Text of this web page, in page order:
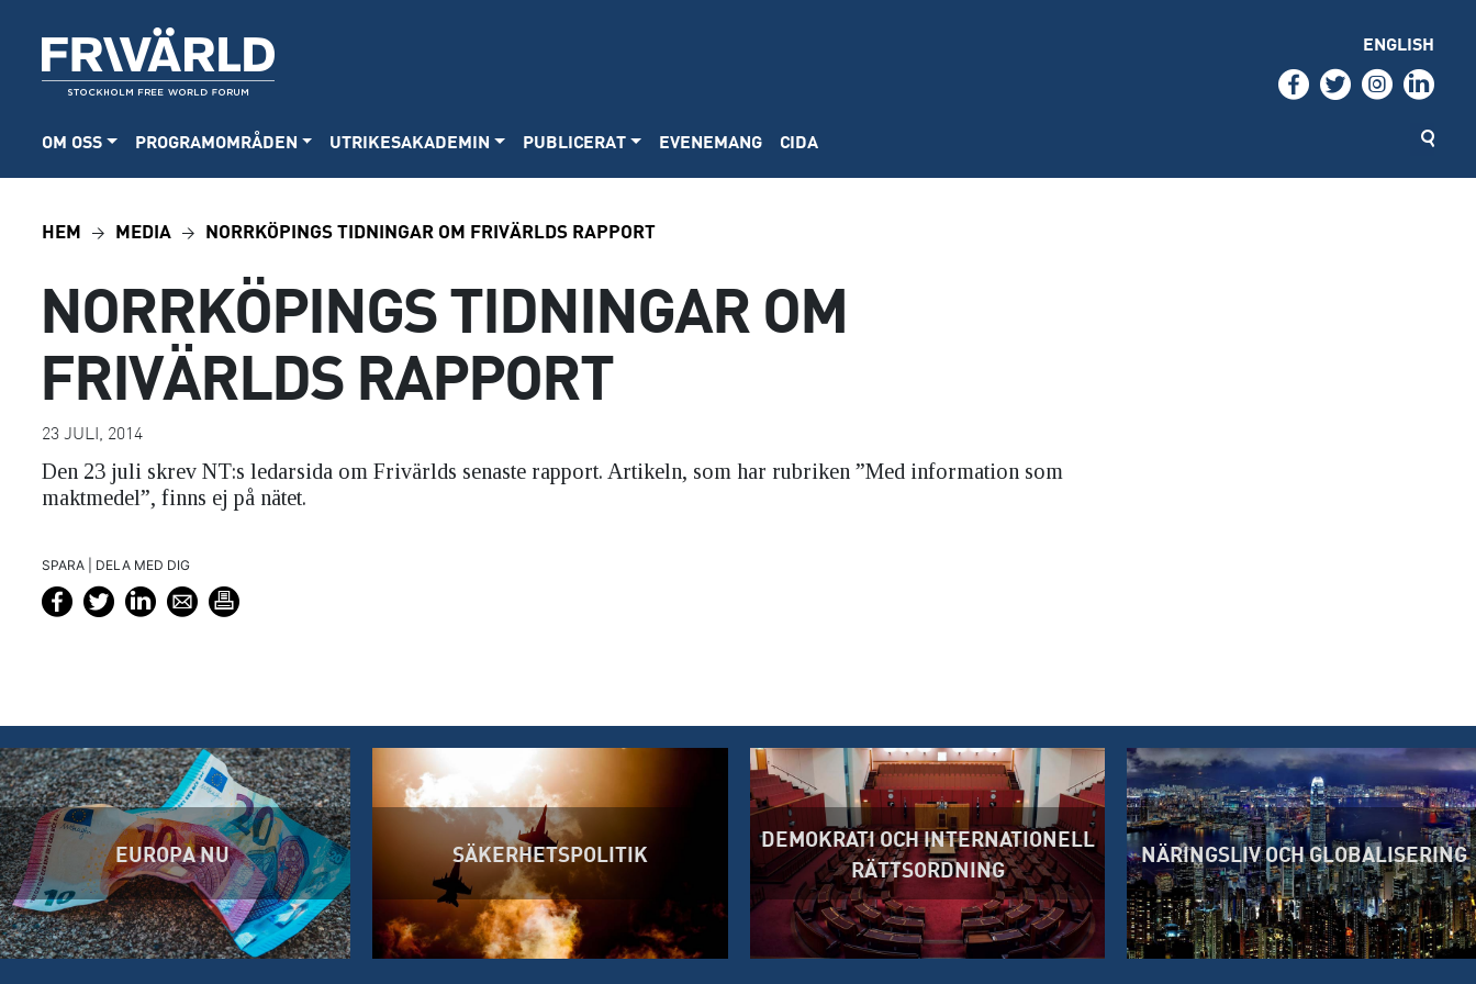
ENGLISH
OM OSS PROGRAMOMRÅDEN UTRIKESAKADEMIN PUBLICERAT EVENEMANG CIDA
HEM MEDIA NORRKÖPINGS TIDNINGAR OM FRIVÄRLDS RAPPORT
NORRKÖPINGS TIDNINGAR OM
FRIVÄRLDS RAPPORT
23 JULI, 2014
Den 23 juli skrev NT:s ledarsida om Frivärlds senaste rapport. Artikeln, som har rubriken ”Med information som
maktmedel”, finns ej på nätet.
SPARA | DELA MED DIG
EUROPA NU SÄKERHETSPOLITIK
DEMOKRATI OCH INTERNATIONELL
RÄTTSORDNING
NÄRINGSLIV OCH GLOBALISERING